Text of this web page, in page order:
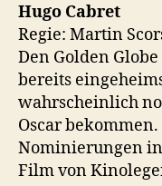
Hugo Cabret
Regie: Martin
Den Golden
bereits
wahrscheinlich
Oscar
Nominierungen
Film von